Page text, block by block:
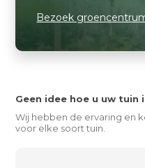
Bezoek
Geen idee hoe u uw tuin
Wij hebben de ervaring en
voor elke soort tuin.